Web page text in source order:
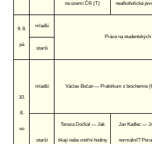
na území ČR (T) nealkoholické
9. 8.
pá
mladší
Práce na
starší
10.
8.
so
mladší Václav Bočan — Praktikum z biochemie
starší
Tereza Dočkal — Jak
tikají naše vnitřní hodiny
Jan Kadlec —
normální!?